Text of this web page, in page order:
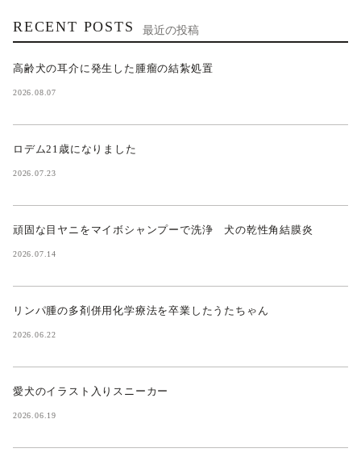
RECENT POSTS 最近の投稿
高齢犬の耳介に発生した腫瘤の結紮処置
2026.08.07
ロデム21歳になりました
2026.07.23
頑固な目ヤニをマイボシャンプーで洗浄 犬の乾性角結膜炎
2026.07.14
リンパ腫の多剤併用化学療法を卒業したうたちゃん
2026.06.22
愛犬のイラスト入りスニーカー
2026.06.19